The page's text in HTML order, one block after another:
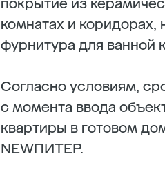
покрытие из
комнатах и
фурнитура для ванной
Согласно условиям,
с момента ввода
квартиры в готовом
NEWПИТЕР.